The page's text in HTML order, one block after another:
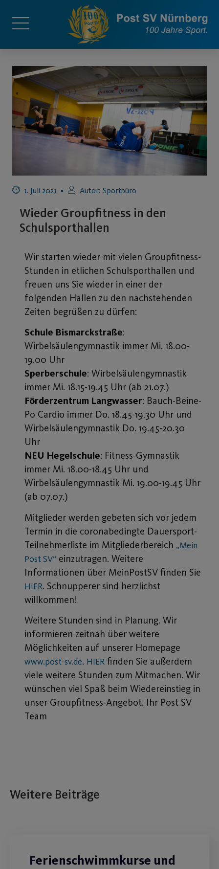
1. Juli 2021 Autor: Sportbüro
Wieder Groupfitness in den
Schulsporthallen
Wir starten wieder mit vielen Groupfitness-
Stunden in etlichen Schulsporthallen und
freuen uns Sie wieder in einer der
folgenden Hallen zu den nachstehenden
Zeiten begrüßen zu dürfen:
Schule Bismarckstraße:
Wirbelsäulengymnastik immer Mi. 18.00-
19.00 Uhr
Sperberschule: Wirbelsäulengymnastik
immer Mi. 18.15-19.45 Uhr (ab 21.07.)
Förderzentrum Langwasser: Bauch-Beine-
Po Cardio immer Do. 18.45-19.30 Uhr und
Wirbelsäulengymnastik Do. 19.45-20.30
Uhr
NEU Hegelschule: Fitness-Gymnastik
immer Mi. 18.00-18.45 Uhr und
Wirbelsäulengymnastik Mi. 19.00-19.45 Uhr
(ab 07.07.)
Mitglieder werden gebeten sich vor jedem
Termin in die coronabedingte Dauersport-
Teilnehmerliste im Mitgliederbereich „Mein
Post SV“ einzutragen. Weitere
Informationen über MeinPostSV finden Sie
HIER. Schnupperer sind herzlichst
willkommen!
Weitere Stunden sind in Planung. Wir
informieren zeitnah über weitere
Möglichkeiten auf unserer Homepage
www.post-sv.de. HIER finden Sie außerdem
viele weitere Stunden zum Mitmachen. Wir
wünschen viel Spaß beim Wiedereinstieg in
unser Groupfitness-Angebot. Ihr Post SV
Team
Weitere Beiträge
Ferienschwimmkurse und